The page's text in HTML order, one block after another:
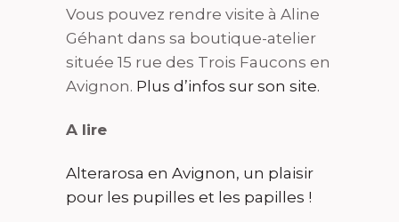
Vous pouvez rendre visite à Aline
Géhant dans sa boutique-atelier
située 15 rue des Trois Faucons en
Avignon. Plus d’infos sur son site.
A lire
Alterarosa en Avignon, un plaisir
pour les pupilles et les papilles !